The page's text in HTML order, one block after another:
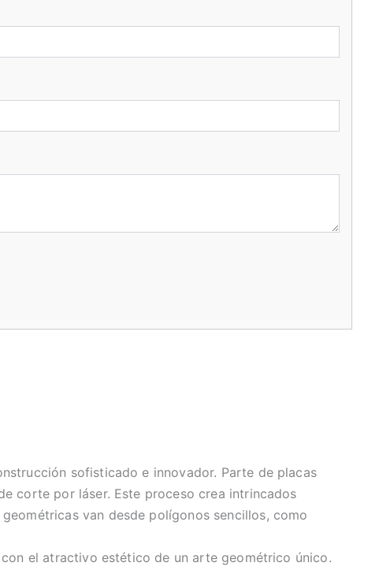
sofisticado e innovador. Parte de placas
corte por láser. Este proceso crea intrincados
van desde polígonos sencillos, como
el atractivo estético de un arte geométrico único.